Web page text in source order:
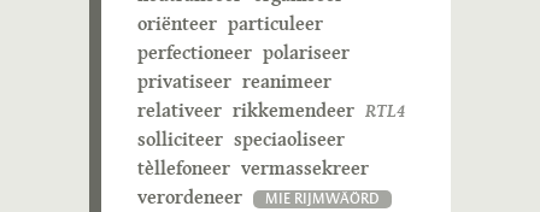
oriënteer particuleer
perfectioneer polariseer
privatiseer reanimeer
relativeer rikkemendeer RTL4
solliciteer speciaoliseer
tèllefoneer vermassekreer
verordeneer
MIE RIJMWÄÖRD